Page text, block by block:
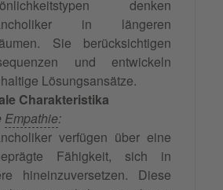
denken
in längeren
Sie berücksichtigen
und entwickeln
Lösungsansätze.
Charakteristika
Empathie:
verfügen über eine
Fähigkeit, sich in
hineinzuversetzen. Diese